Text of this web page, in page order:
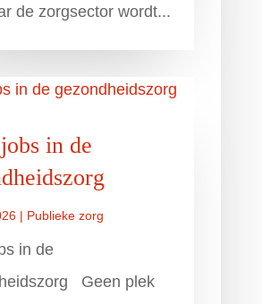
de zorgsector wordt...
in de
| Publieke zorg
in de
Geen plek